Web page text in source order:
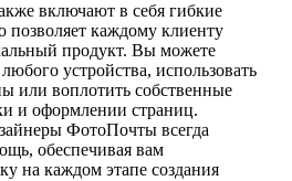
включают в себя гибкие
позволяет каждому клиенту
продукт. Вы можете
устройства, использовать
или воплотить собственные
и оформлении страниц.
ФотоПочты всегда
обеспечивая вам
на каждом этапе создания